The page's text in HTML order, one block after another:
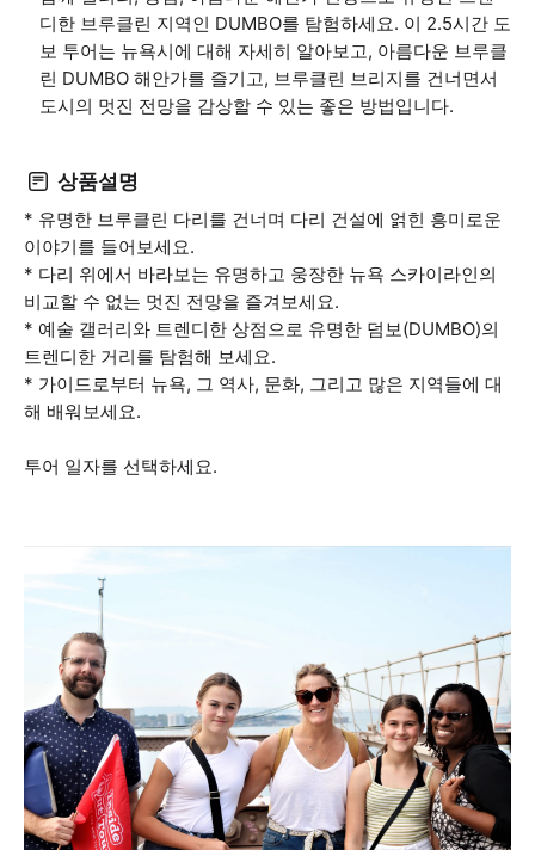
디한 브루클린 지역인 DUMBO를 탐험하세요. 이 2.5시간 도
보 투어는 뉴욕시에 대해 자세히 알아보고, 아름다운 브루클
린 DUMBO 해안가를 즐기고, 브루클린 브리지를 건너면서
도시의 멋진 전망을 감상할 수 있는 좋은 방법입니다.
상품설명
* 유명한 브루클린 다리를 건너며 다리 건설에 얽힌 흥미로운
이야기를 들어보세요.
* 다리 위에서 바라보는 유명하고 웅장한 뉴욕 스카이라인의
비교할 수 없는 멋진 전망을 즐겨보세요.
* 예술 갤러리와 트렌디한 상점으로 유명한 덤보(DUMBO)의
트렌디한 거리를 탐험해 보세요.
* 가이드로부터 뉴욕, 그 역사, 문화, 그리고 많은 지역들에 대
해 배워보세요.
투어 일자를 선택하세요.